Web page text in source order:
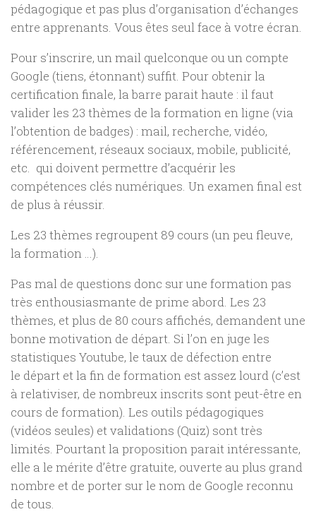
pédagogique et pas plus d’organisation d’échanges
entre apprenants. Vous êtes seul face à votre écran.
Pour s’inscrire, un mail quelconque ou un compte
Google (tiens, étonnant) suffit. Pour obtenir la
certification finale, la barre parait haute : il faut
valider les 23 thèmes de la formation en ligne (via
l’obtention de badges) : mail, recherche, vidéo,
référencement, réseaux sociaux, mobile, publicité,
etc. qui doivent permettre d’acquérir les
compétences clés numériques. Un examen final est
de plus à réussir.
Les 23 thèmes regroupent 89 cours (un peu fleuve,
la formation …).
Pas mal de questions donc sur une formation pas
très enthousiasmante de prime abord. Les 23
thèmes, et plus de 80 cours affichés, demandent une
bonne motivation de départ. Si l’on en juge les
statistiques Youtube, le taux de défection entre
le départ et la fin de formation est assez lourd (c’est
à relativiser, de nombreux inscrits sont peut-être en
cours de formation). Les outils pédagogiques
(vidéos seules) et validations (Quiz) sont très
limités. Pourtant la proposition parait intéressante,
elle a le mérite d’être gratuite, ouverte au plus grand
nombre et de porter sur le nom de Google reconnu
de tous.